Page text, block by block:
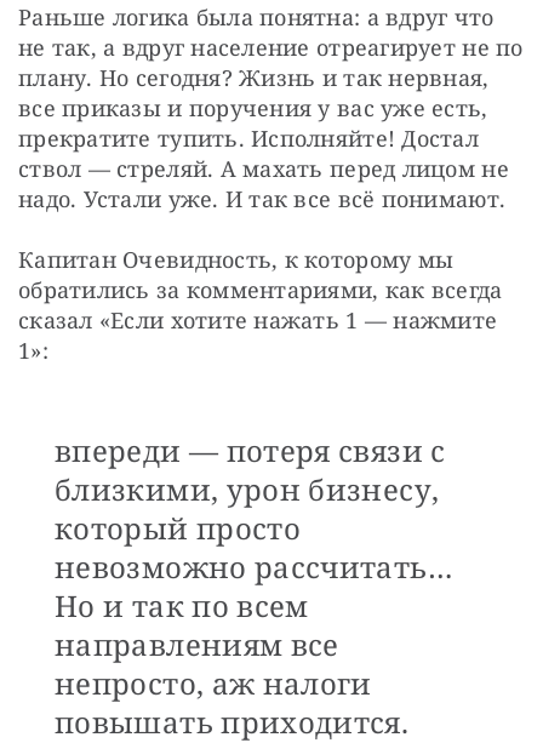
Раньше логика была понятна: а вдруг что
не так, а вдруг население отреагирует не по
плану. Но сегодня? Жизнь и так нервная,
все приказы и поручения у вас уже есть,
прекратите тупить. Исполняйте! Достал
ствол — стреляй. А махать перед лицом не
надо. Устали уже. И так все всё понимают.
Капитан Очевидность, к которому мы
обратились за комментариями, как всегда
сказал «Если хотите нажать 1 — нажмите
1»:
впереди — потеря связи с
близкими, урон бизнесу,
который просто
невозможно рассчитать…
Но и так по всем
направлениям все
непросто, аж налоги
повышать приходится.